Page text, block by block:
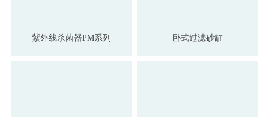
紫外线杀菌器PM系列 卧式过滤砂缸